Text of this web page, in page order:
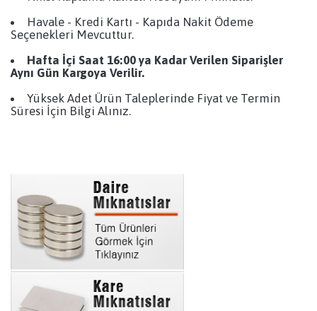
Havale - Kredi Kartı - Kapıda Nakit Ödeme
Seçenekleri Mevcuttur.
Hafta İçi Saat 16:00 ya Kadar Verilen Siparişler
Aynı Gün Kargoya Verilir.
Yüksek Adet Ürün Taleplerinde Fiyat ve Termin
Süresi İçin Bilgi Alınız.